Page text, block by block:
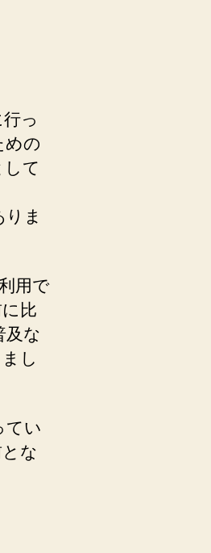
っ
めの
て
ま
用で
比
及な
し
てい
な